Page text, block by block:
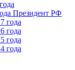
Президент РФ
года
года
года
года